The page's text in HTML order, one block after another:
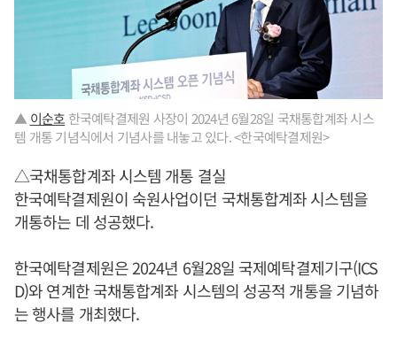
▲ 이순호 한국예탁결제원 사장이 2024년 6월28일 국채통합계좌 시스
템 개통 기념식에서 기념사를 내놓고 있다. <한국예탁결제원>
△국채통합계좌 시스템 개통 결실
한국예탁결제원이 숙원사업이던 국채통합계좌 시스템을
개통하는 데 성공했다.
한국예탁결제원은 2024년 6월28일 국제예탁결제기구(ICS
D)와 연계한 국채통합계좌 시스템의 성공적 개통을 기념하
는 행사를 개최했다.